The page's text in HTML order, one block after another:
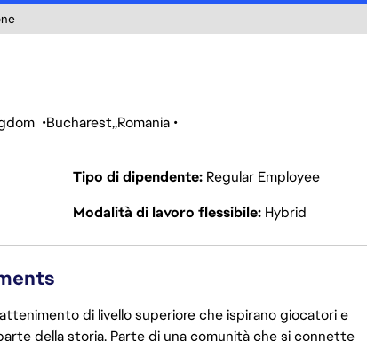
Bucharest Romania
Tipo di dipendente Regular Employee
Modalità di lavoro flessibile Hybrid
di livello superiore che ispirano giocatori e
della storia. Parte di una comunità che si connette